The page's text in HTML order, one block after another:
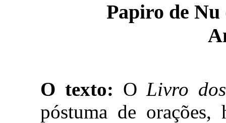
Papiro de
O texto: OLivro
póstuma de